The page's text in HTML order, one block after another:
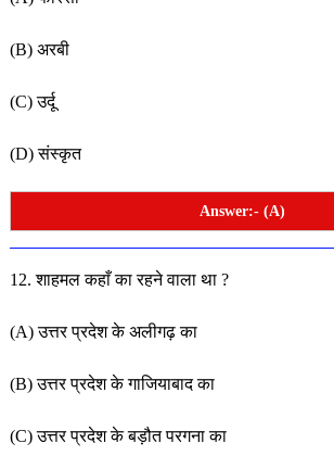
(B) अरबी
(C) उर्दू
(D) संस्कृत
Answer:- (A)
12. शाहमल कहाँ का रहने वाला था ?
(A) उत्तर प्रदेश के अलीगढ़ का
(B) उत्तर प्रदेश के गाजियाबाद का
(C) उत्तर प्रदेश के बड़ौत परगना का